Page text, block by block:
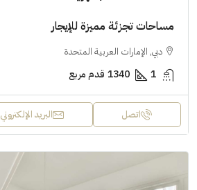
مساحات تجزئة مميزة للإيجار
دبي, الإمارات العربية المتحدة
1
1340 قدم مربع
اتصل البريد الإلكتروني